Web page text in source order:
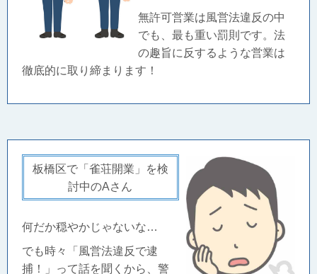
無許可営業は風営法違反の中
でも、最も重い罰則です。法
の趣旨に反するような営業は
徹底的に取り締まります！
板橋区で「雀荘開業」を検
討中のAさん
何だか穏やかじゃないな…
でも時々「風営法違反で逮
捕！」って話を聞くから、警